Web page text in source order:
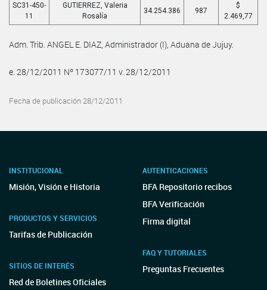
SC31-450-
11
GUTIERREZ, Valeria
Rosalía
34.254.386 987
$
2.469,77
Adm. Trib. ANGEL E. DIAZ, Administrador (I), Aduana de Jujuy.
e. 28/12/2011 Nº 173077/11 v. 28/12/2011
Fecha de publicación 28/12/2011
INSTITUCIONAL
Misión, Visión e Historia
PRODUCTOS Y SERVICIOS
Tarifas de Publicación
SITIOS DE INTERÉS
Red de Boletines Oficiales
AUTENTICACIONES
BFA Repositorio recibos
BFA Verificación
Firma digital
FAQ Y TUTORIALES
Preguntas Frecuentes